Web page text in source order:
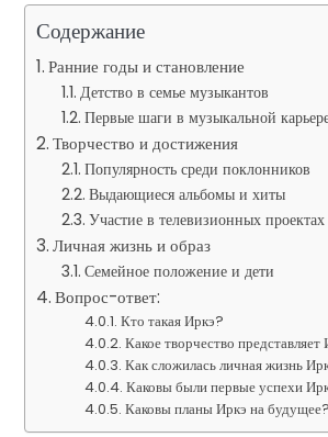
Содержание
Ранние годы и становление
Детство в семье музыкантов
Первые шаги в музыкальной
Творчество и достижения
Популярность среди поклонников
Выдающиеся альбомы и хиты
Участие в телевизионных проектах
Личная жизнь и образ
Семейное положение и дети
Вопрос-ответ:
Кто такая Иркэ?
Какое творчество представляет
Как сложилась личная жизнь
Каковы были первые успехи
Каковы планы Иркэ на будущее?